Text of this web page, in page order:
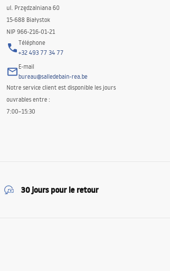
ul. Przędzalniana 60
15-688 Białystok
NIP 966-216-01-21
Téléphone
+32 493 77 34 77
E-mail
bureau@salledebain-rea.be
Notre service client est disponible les jours
ouvrables entre :
7:00–15:30
30 jours pour le retour